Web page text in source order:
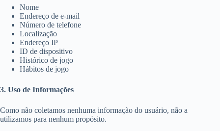
Nome
Endereço de e-mail
Número de telefone
Localização
Endereço IP
ID de dispositivo
Histórico de jogo
Hábitos de jogo
3. Uso de Informações
Como não coletamos nenhuma informação do usuário, não a
utilizamos para nenhum propósito.